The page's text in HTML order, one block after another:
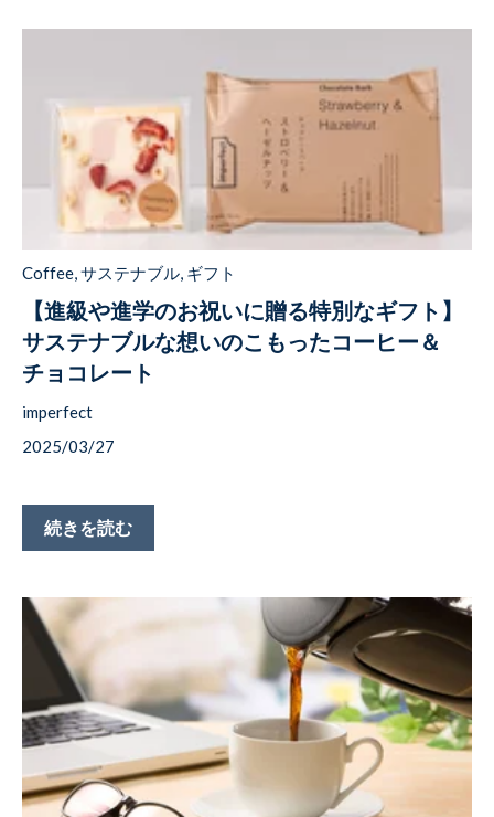
Coffee,サステナブル, ギフト
【進級や進学のお祝いに贈る特別なギフト】
サステナブルな想いのこもったコーヒー＆
チョコレート
imperfect
2025/03/27
続きを読む